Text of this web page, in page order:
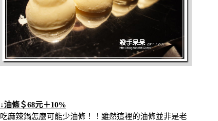
↓油條＄68元＋10%
吃麻辣鍋怎麼可能少油條！！雖然這裡的油條並非是老